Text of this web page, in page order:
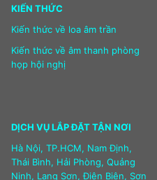
KIẾN THỨC
Kiến thức về loa âm trần
Kiến thức về âm thanh phòng
họp hội nghị
DỊCH VỤ LẮP ĐẶT TẬN NƠI
Hà Nội, TP.HCM, Nam Định,
Thái Bình, Hải Phòng, Quảng
Ninh, Lạng Sơn, Điện Biên, Sơn